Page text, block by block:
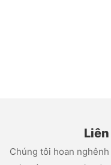
Chúng tôi hoan